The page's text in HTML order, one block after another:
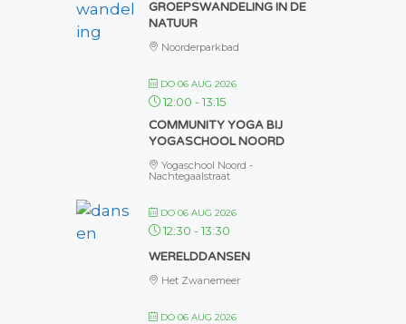
GROEPSWANDELING IN DE
NATUUR
Noorderparkbad
DO 06 AUG 2026
12:00 -13:15
COMMUNITY YOGA BIJ
YOGASCHOOL NOORD
Yogaschool Noord -
Nachtegaalstraat
DO 06 AUG 2026
12:30 -13:30
WERELDDANSEN
Het Zwanemeer
DO 06 AUG 2026